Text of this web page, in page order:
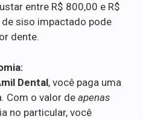
entre R$ 800,00 e R$
siso impactado pode
dente.
Dental, você paga uma
Com o valor de apenas
no particular, você